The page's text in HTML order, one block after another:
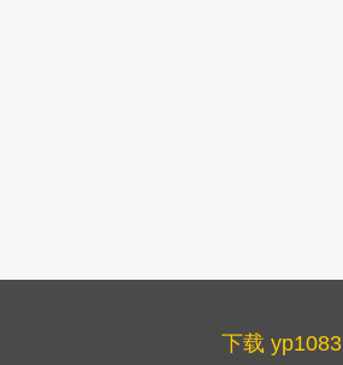
下载 yp1083